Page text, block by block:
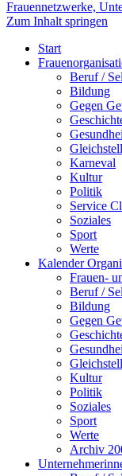
Kölner
Zum Inhalt springen
Start
Beruf /
Bildung
Gegen
Karneval
Kultur
Politik
Service
Soziales
Sport
Werte
Kalender
Frauen-
Beruf /
Bildung
Gegen
Kultur
Politik
Soziales
Sport
Werte
Archiv